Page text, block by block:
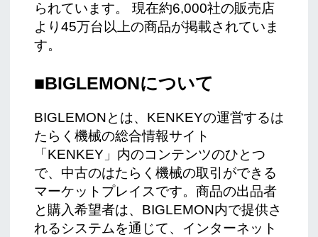
られています。 現在約6,000社の販売店
より45万台以上の商品が掲載されていま
す。
■BIGLEMONについて
BIGLEMONとは、KENKEYの運営するは
たらく機械の総合情報サイト
「KENKEY」内のコンテンツのひとつ
で、中古のはたらく機械の取引ができる
マーケットプレイスです。商品の出品者
と購入希望者は、BIGLEMON内で提供さ
れるシステムを通じて、インターネット